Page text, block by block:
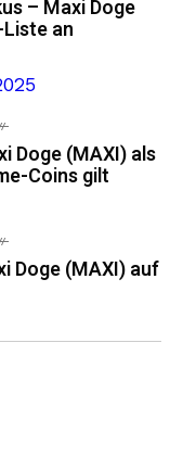
– Maxi Doge
an
Doge (MAXI) als
Coins gilt
Doge (MAXI) auf